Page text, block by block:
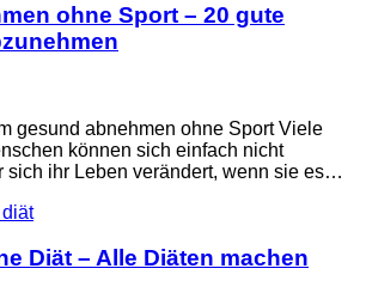
ohne Sport – 20 gute
gesund abnehmen ohne Sport Viele
können sich einfach nicht
sich ihr Leben verändert, wenn sie es…
Diät – Alle Diäten machen